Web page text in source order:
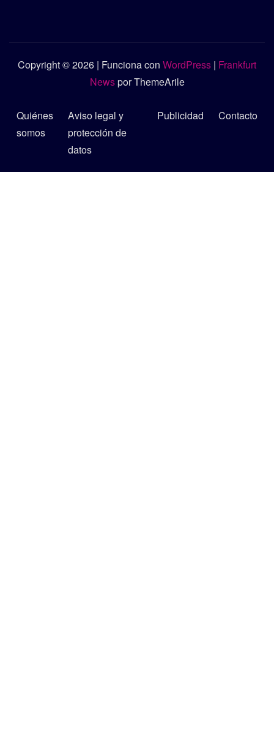
Copyright © 2026 | Funciona con WordPress | Frankfurt
Newspor ThemeArile
Quiénes
somos
Aviso legal y
protección de
datos
Publicidad Contacto